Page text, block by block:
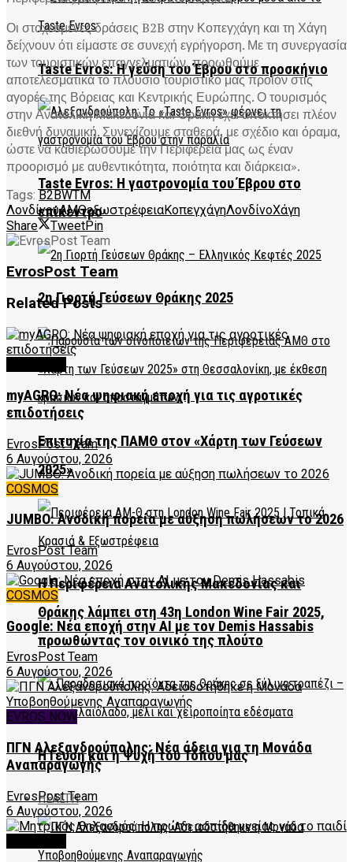
Taste Evros: Η γεύση του Έβρου στο προσκήνιο
Taste Evros: Η γαστρονομία του Έβρου στο
επίκεντρο
2η Γιορτή Γεύσεων Θράκης 2025
Επιτυχία της ΠΑΜΘ στον «Χάρτη των Γεύσεων
2025»
Η Περιφέρεια Ανατολικής Μακεδονίας και
Θράκης λάμπει στη 43η London Wine Fair 2025,
προωθώντας τον οινικό της πλούτο
Η Γεύση και η Ψυχή του Τόπου μας
HEALTH
Οι στοχευμένες δράσεις B2B στην Κοπεγχάγη και τη Χάγη
δείχνουν ότι είμαστε σε συνεχή εγρήγορση. Με τη συνεργασία
των τουριστικών επαγγελματιών, προωθούμε
αποτελεσματικά το πλούσιο τουριστικό μας προϊόν στις
αγορές της Βόρειας και Κεντρικής Ευρώπης. Ο τουρισμός
στην Ανατολική Μακεδονία και Θράκη έχει αποκτήσει πλέον
διεθνή δυναμική. Συνεχίζουμε σταθερά, με σχέδιο και όραμα,
ώστε να καθιερώσουμε την Περιφέρειά μας ως έναν
προορισμό με αυθεντικότητα, ποιότητα και διάρκεια».
Tags: B2BWTM
ΛονδίνουΑΜΘεξωστρέφειαΚοπεγχάγηΛονδίνοΧάγη
Share
TweetPin
EvrosPost Team
RelatedPosts
myAGRO: Νέα ψηφιακή εποχή για τις αγροτικές
επιδοτήσεις
EvrosPost Team
6 Αυγούστου, 2026
COSMOS
JUMBO: Ανοδική πορεία με αύξηση πωλήσεων το 2026
EvrosPost Team
6 Αυγούστου, 2026
COSMOS
Google: Νέα εποχή στην AI με τον Demis Hassabis
EvrosPost Team
6 Αυγούστου, 2026
EVROS NOW
ΠΓΝ Αλεξανδρούπολης: Νέα άδεια για τη Μονάδα
Αναπαραγωγής
EvrosPost Team
6 Αυγούστου, 2026